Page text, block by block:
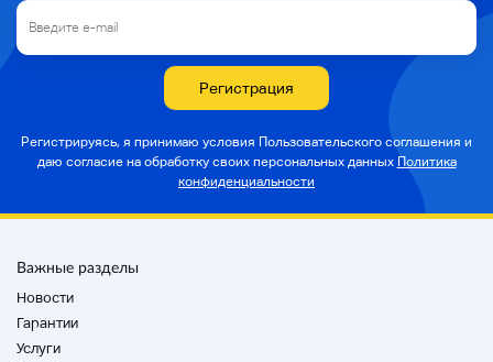
Регистрация
Регистрируясь, я принимаю условия Пользовательского соглашения и
даю согласие на обработку своих персональных данных Политика
конфиденциальности
Важные разделы
Новости
Гарантии
Услуги